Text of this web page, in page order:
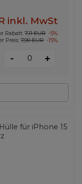
inkl. MwSt
Rabatt: 7,11 EUR -5%
Preis: 7,90 EUR -15%
- +
für iPhone 15